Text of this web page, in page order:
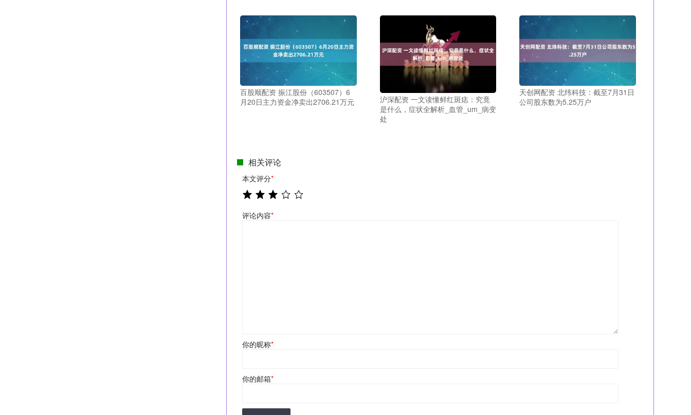
百股顺配资 振江股份（603507）6
月20日主力资金净卖出2706.21万元
沪深配资 一文读懂鲜红斑痣：究竟
是什么，症状全解析_血管_um_病变
处
天创网配资 北纬科技：截至7月31日
公司股东数为5.25万户
相关评论
本文评分*
评论内容*
你的昵称*
你的邮箱*